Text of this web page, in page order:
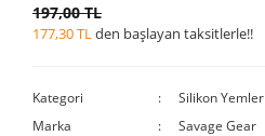
197,00 TL
177,30 TLden başlayan taksitlerle!!
Kategori
Silikon Yemler
Marka
Savage Gear